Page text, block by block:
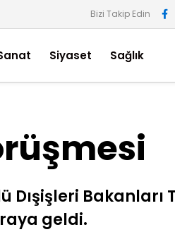
Bizi Takip Edin
Siyaset Sağlık
Bakanları
geldi.